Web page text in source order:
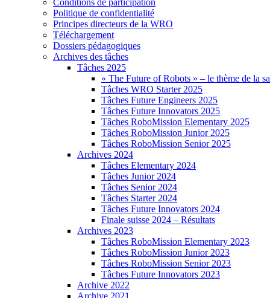
Conditions de participation
Politique de confidentialité
Principes directeurs de la WRO
Téléchargement
Dossiers pédagogiques
Archives des tâches
Tâches 2025
« The Future of Robots » – le thème de la
Tâches WRO Starter 2025
Tâches Future Engineers 2025
Tâches Future Innovators 2025
Tâches RoboMission Elementary 2025
Tâches RoboMission Junior 2025
Tâches RoboMission Senior 2025
Archives 2024
Tâches Elementary 2024
Tâches Junior 2024
Tâches Senior 2024
Tâches Starter 2024
Tâches Future Innovators 2024
Finale suisse 2024 – Résultats
Archives 2023
Tâches RoboMission Elementary 2023
Tâches RoboMission Junior 2023
Tâches RoboMission Senior 2023
Tâches Future Innovators 2023
Archive 2022
Archive 2021